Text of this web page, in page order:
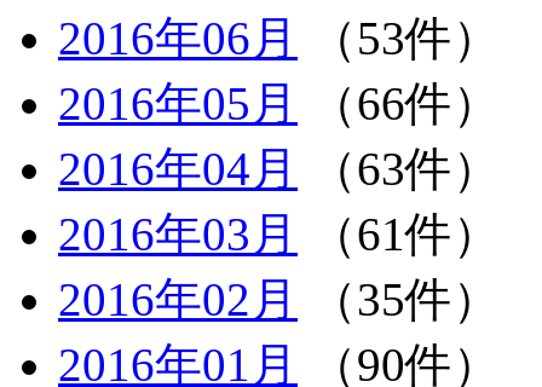
2016年06月
（53件）
2016年05月
（66件）
2016年04月
（63件）
2016年03月
（61件）
2016年02月
（35件）
2016年01月
（90件）